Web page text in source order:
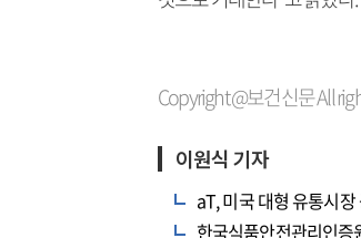
Copyright @보건신문 All
이원식 기자
aT, 미국 대형 유통시장
한국식품안전관리인증